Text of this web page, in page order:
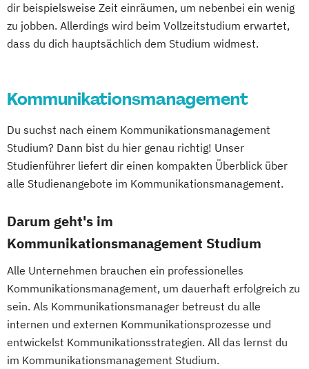
dir beispielsweise Zeit einräumen, um nebenbei ein wenig
zu jobben. Allerdings wird beim Vollzeitstudium erwartet,
dass du dich hauptsächlich dem Studium widmest.
Kommunikationsmanagement
Du suchst nach einem Kommunikationsmanagement
Studium? Dann bist du hier genau richtig! Unser
Studienführer liefert dir einen kompakten Überblick über
alle Studienangebote im Kommunikationsmanagement.
Darum geht's im
Kommunikationsmanagement Studium
Alle Unternehmen brauchen ein professionelles
Kommunikationsmanagement, um dauerhaft erfolgreich zu
sein. Als Kommunikationsmanager betreust du alle
internen und externen Kommunikationsprozesse und
entwickelst Kommunikationsstrategien. All das lernst du
im Kommunikationsmanagement Studium.